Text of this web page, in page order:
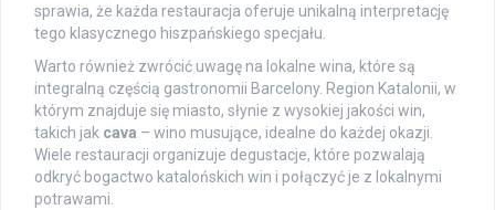
sprawia, że każda restauracja oferuje unikalną interpretację
tego klasycznego hiszpańskiego specjału.
Warto również zwrócić uwagę na lokalne wina, które są
integralną częścią gastronomii Barcelony. Region Katalonii, w
którym znajduje się miasto, słynie z wysokiej jakości win,
takich jak cava – wino musujące, idealne do każdej okazji.
Wiele restauracji organizuje degustacje, które pozwalają
odkryć bogactwo katalońskich win i połączyć je z lokalnymi
potrawami.